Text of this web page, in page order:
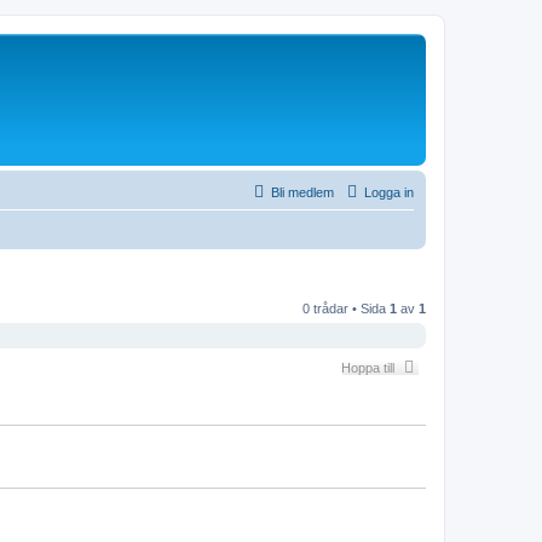
Logga in
Bli medlem
0 trådar • Sida 1 av 1
Hoppa till